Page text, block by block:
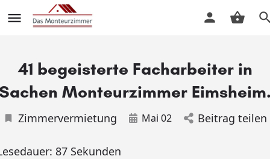
41 begeisterte Facharbeiter in
Monteurzimmer
Zimmervermietung Mai 02 Beitrag teilen
87 Sekunden